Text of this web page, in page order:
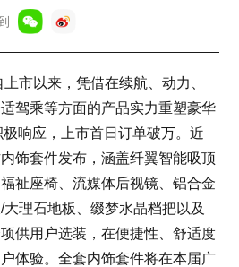
市以来，凭借在续航、动力、
驾乘等方面的产品实力重塑豪华
响应，上市首日订单破万。近
饰套件发布，涵盖纤翼智能吸顶
祉座椅、流媒体后视镜、铝合金
理石地板、缀梦水晶档把以及
供用户选装，在便捷性、舒适度
体验。全套内饰套件将在本届广